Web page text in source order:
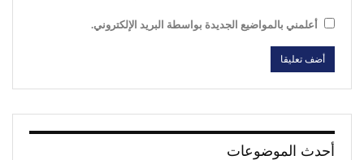
أعلمني بالمواضيع الجديدة بواسطة البريد الإلكتروني.
أحدث الموضوعات